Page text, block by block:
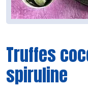
Truffes
spiruline